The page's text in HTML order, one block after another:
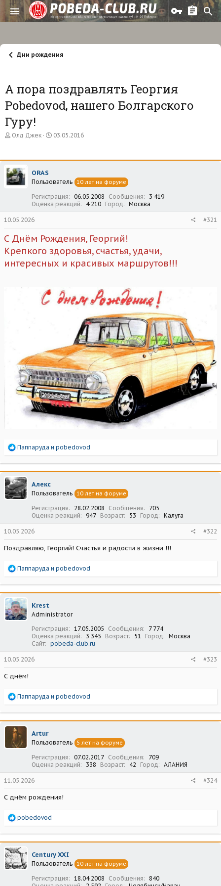
Дни рождения
А пора поздравлять Георгия
Pobedovod, нашего Болгарского
Гуру!
А
о
р
т
е
Олд Джек
Д
а
ч
л
а
03.05.2016
ORAS
Пользователь 10 лет на форуме
Регистрация 06.05.2008 Сообщения
3 419
Оценка реакций
4 210 Город Москва
10.05.2026 #321
С Днём Рождения, Георгий!
Крепкого здоровья, счастья, удачи,
интересных и красивых маршрутов!!!
Р
а
к
ц
и
и
Паппаруда и pobedovod
Алекс
Пользователь 10 лет на форуме
Регистрация 28.02.2008 Сообщения
705
Оценка реакций
947 Возраст 53 Город Калуга
10.05.2026 #322
Поздравляю, Георгий! Счастья и радости в жизни !!!
Р
а
к
ц
и
и
Паппаруда и pobedovod
Krest
Administrator
Регистрация
17.05.2005 Сообщения
7 774
Оценка реакций
3 345 Возраст 51 Город
Москва
Сайт
pobeda-club.ru
10.05.2026 #323
С днём!
Р
а
к
ц
и
и
Паппаруда и pobedovod
Artur
Пользователь 5 лет на форуме
Регистрация 07.02.2017 Сообщения
709
Оценка реакций
338 Возраст 42 Город АЛАНИЯ
11.05.2026 #324
С днём рождения!
Р
а
к
ц
и
и
pobedovod
Century XXI
Пользователь 10 лет на форуме
Регистрация 18.04.2008 Сообщения
840